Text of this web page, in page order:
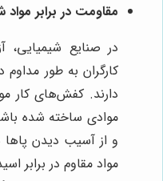
مقاومت در برابر مواد
در صنایع شیمیایی،
کارگران به طور
دارند. کفش‌های کار
موادی ساخته شده
و از آسیب دیدن پاها
مواد مقاوم در برابر